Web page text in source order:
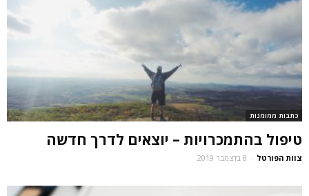
כתבות ממומנות
טיפול בהתמכרויות – יוצאים לדרך חדשה
צוות הפורטל - 8 בדצמבר 2019